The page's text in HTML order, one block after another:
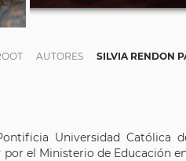
AUTORES SILVIA RENDON
Universidad Católica
por el Ministerio de Educación